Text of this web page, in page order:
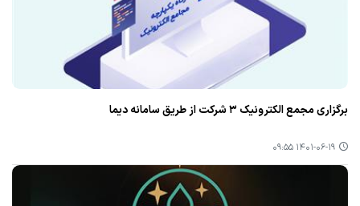
برگزاری مجمع الكترونیك ۳ شركت از طریق سامانه دیما
۱۴۰۱-۰۶-۱۹ ۰۹:۵۵